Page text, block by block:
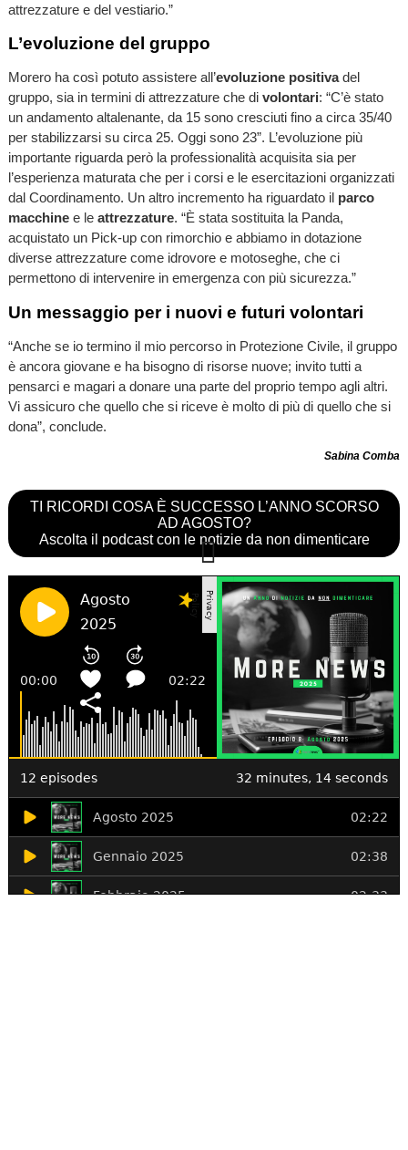
attrezzature e del vestiario.”
L’evoluzione del gruppo
Morero ha così potuto assistere all’evoluzione positivadel
gruppo, sia in termini di attrezzature che di volontari: “C’è stato
un andamento altalenante, da 15 sono cresciuti fino a circa 35/40
per stabilizzarsi su circa 25. Oggi sono 23”. L’evoluzione più
importante riguarda però la professionalità acquisita sia per
l’esperienza maturata che per i corsi e le esercitazioni organizzati
dal Coordinamento. Un altro incremento ha riguardato il parco
macchinee le attrezzature. “È stata sostituita la Panda,
acquistato un Pick-up con rimorchio e abbiamo in dotazione
diverse attrezzature come idrovore e motoseghe, che ci
permettono di intervenire in emergenza con più sicurezza.”
Un messaggio per i nuovi e futuri volontari
“Anche se io termino il mio percorso in Protezione Civile, il gruppo
è ancora giovane e ha bisogno di risorse nuove; invito tutti a
pensarci e magari a donare una parte del proprio tempo agli altri.
Vi assicuro che quello che si riceve è molto di più di quello che si
dona”, conclude.
Sabina Comba
TI RICORDI COSA È SUCCESSO L’ANNO SCORSO
AD AGOSTO?
Ascolta il podcast con le notizie da non dimenticare